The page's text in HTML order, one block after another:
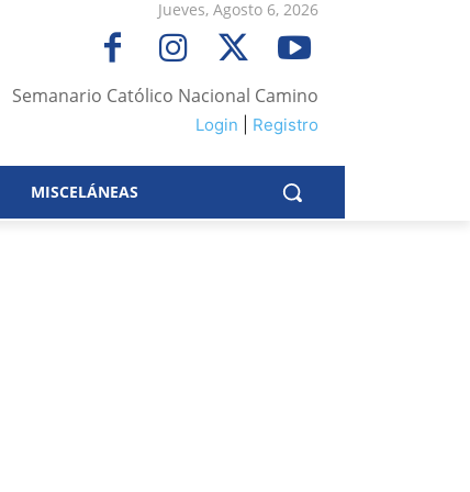
Jueves, Agosto 6, 2026
Semanario Católico Nacional Camino
Login Registro
MISCELÁNEAS